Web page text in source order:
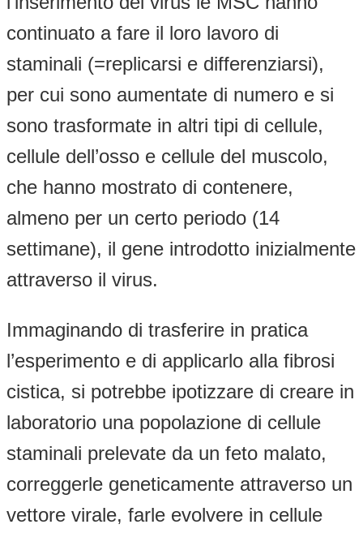
continuato a fare il loro lavoro di
staminali (=replicarsi e differenziarsi),
per cui sono aumentate di numero e si
sono trasformate in altri tipi di cellule,
cellule dell’osso e cellule del muscolo,
che hanno mostrato di contenere,
almeno per un certo periodo (14
settimane), il gene introdotto inizialmente
attraverso il virus.
Immaginando di trasferire in pratica
l’esperimento e di applicarlo alla fibrosi
cistica, si potrebbe ipotizzare di creare in
laboratorio una popolazione di cellule
staminali prelevate da un feto malato,
correggerle geneticamente attraverso un
vettore virale, farle evolvere in cellule